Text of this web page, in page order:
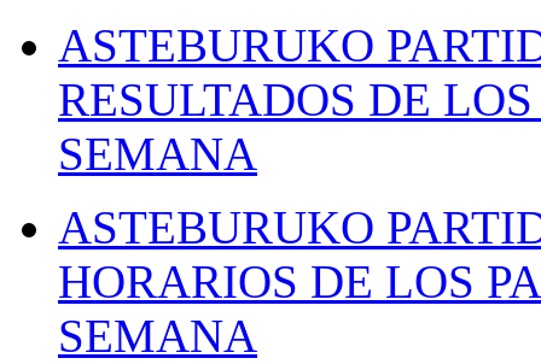
ASTEBURUKO
RESULTADOS DE
SEMANA
ASTEBURUKO
HORARIOS DE LOS
SEMANA